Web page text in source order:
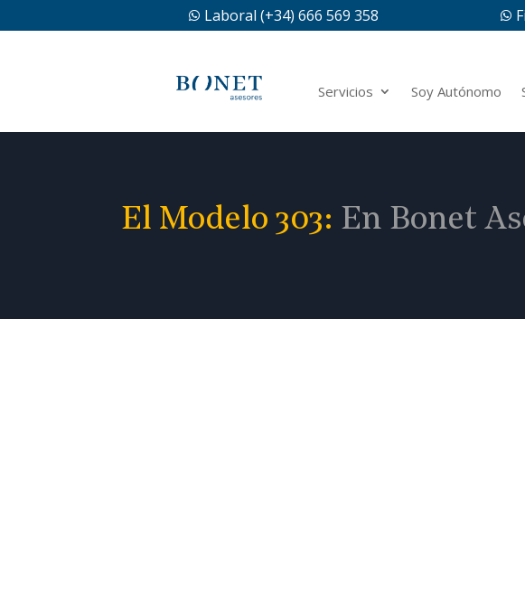
 Laboral (+34) 666 569 358 
Servicios Soy Autónomo
El Modelo 303: En Bonet